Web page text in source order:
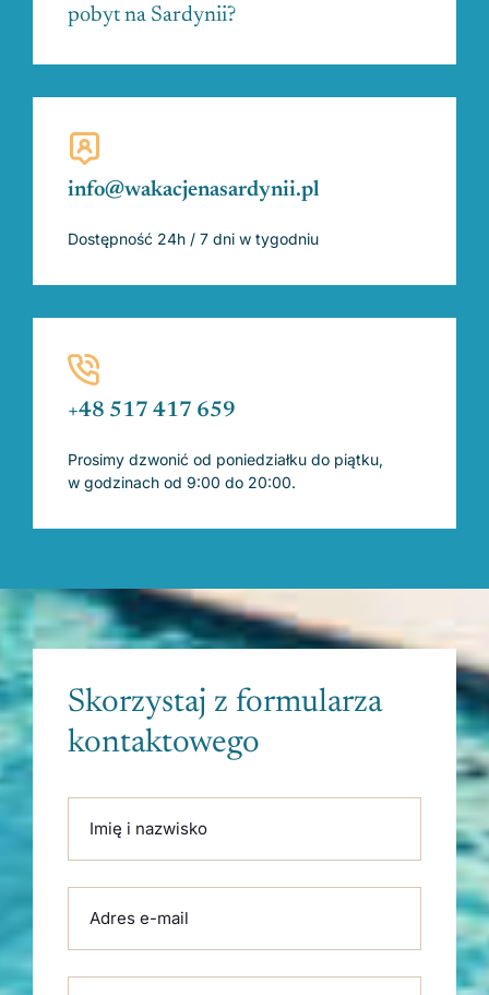
pobyt na Sardynii?
info@wakacjenasardynii.pl
Dostępność 24h / 7 dni w tygodniu
+48 517 417 659
Prosimy dzwonić od poniedziałku do piątku,
w godzinach od 9:00 do 20:00.
Skorzystaj z formularza
kontaktowego
Imię i nazwisko
Adres e-mail